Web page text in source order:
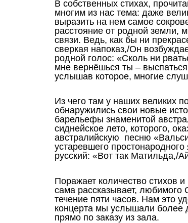
В собственных стихах,
многим из нас тема: даже
выразить на нем самое
расстояние от родной земли,
связи. Ведь, как бы ни
сверкая напоказ,/Он
родной голос: «Сколь ни
мне вернёшься ты –
услышав которое, многие
Из чего там у наших великих
обнаружились свои новые
барельефы знаменитой
сиднейское лето, которого,
австралийскую песню
устаревшего
русский: «Вот так Матильда,/
Поражает количество стихов
сама рассказывает, любимого
течение пяти часов. Нам это
концерта мы услышали более
прямо по заказу из зала.